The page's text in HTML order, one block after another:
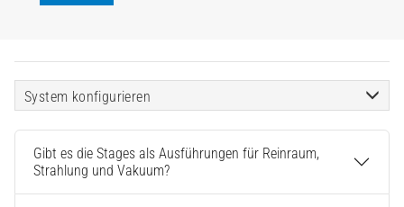
System konfigurieren
Gibt es die Stages als Ausführungen für Reinraum,
Strahlung und Vakuum?